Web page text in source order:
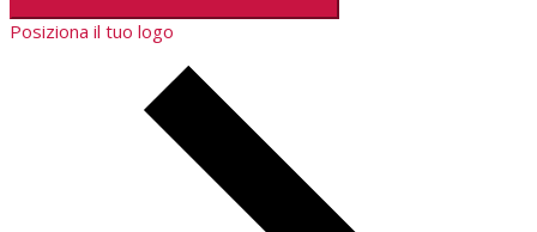
Posiziona il tuo logo